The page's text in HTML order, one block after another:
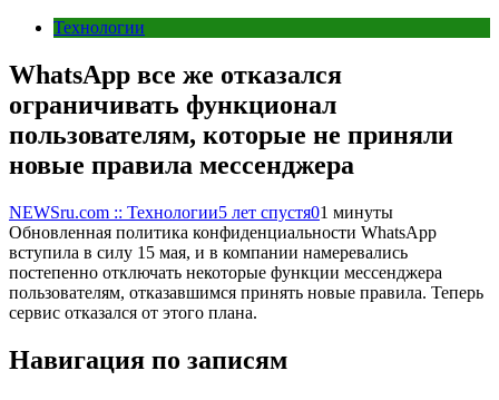
Технологии
WhatsApp все же отказался
ограничивать функционал
пользователям, которые не приняли
новые правила мессенджера
NEWSru.com :: Технологии5 лет спустя01 минуты
Обновленная политика конфиденциальности WhatsApp
вступила в силу 15 мая, и в компании намеревались
постепенно отключать некоторые функции мессенджера
пользователям, отказавшимся принять новые правила. Теперь
сервис отказался от этого плана.
Навигация по записям